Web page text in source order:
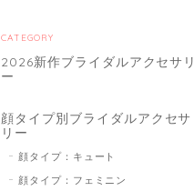
CATEGORY
2026新作ブライダルアクセサリ
ー
顔タイプ別ブライダルアクセサ
リー
顔タイプ：キュート
顔タイプ：フェミニン